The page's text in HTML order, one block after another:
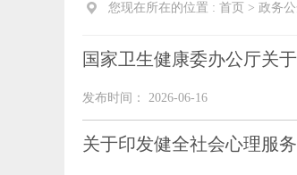
您现在所在的位置 : 首页 > 政务
国家卫生健康委办公厅关
发布时间： 2026-06-16
关于印发健全社会心理服